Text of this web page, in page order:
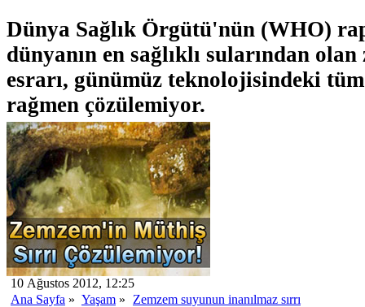
Dünya Sağlık Örgütü'nün (WHO)
dünyanın en sağlıklı sularından
esrarı, günümüz teknolojisindeki
rağmen çözülemiyor.
10 Ağustos 2012, 12:25
Ana Sayfa » Yaşam » Zemzem suyunun inanılmaz sırrı